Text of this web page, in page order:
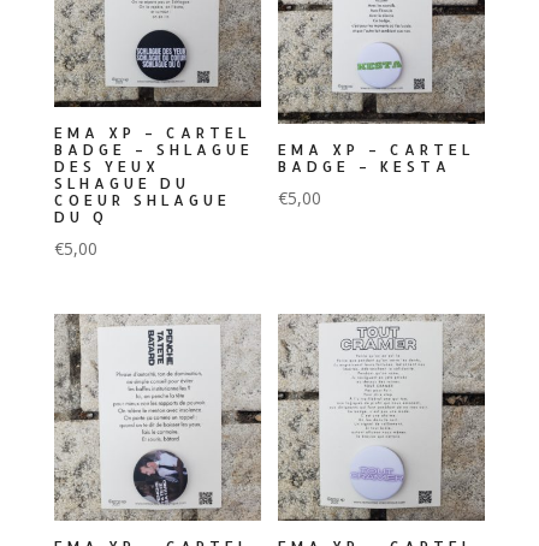
EMA XP – CARTEL
BADGE – SHLAGUE
DES YEUX
SLHAGUE DU
COEUR SHLAGUE
DU Q
€5,00
EMA XP – CARTEL
BADGE – KESTA
€5,00